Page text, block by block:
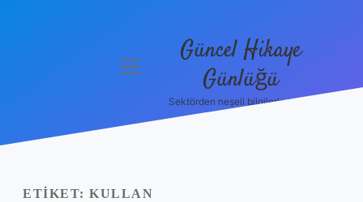
menüyü
Güncel Hikaye
Günlüğü
Sektörden neşeli bilgilerle tanış!
ETIKET: KULLAN